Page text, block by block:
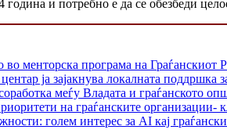
година и потребно е да се обезбеди
во менторска програма на Граѓанскиот
ја зајакнува локалната поддршка
меѓу Владата и граѓанското
на граѓанските организации-
голем интерес за AI кај